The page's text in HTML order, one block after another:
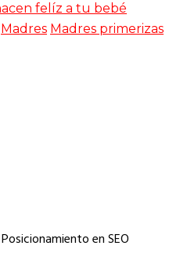
felíz a tu bebé
Madres Madres primerizas
en SEO